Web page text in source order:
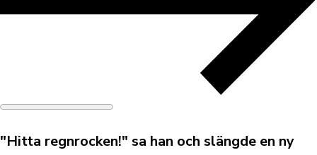
"Hitta regnrocken!" sa han och slängde en ny